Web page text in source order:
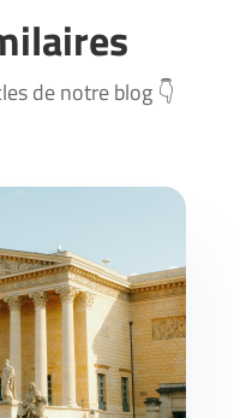
de notre blog 👇